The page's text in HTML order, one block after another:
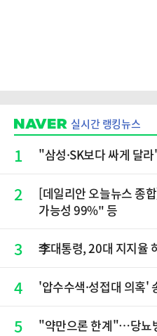
실시간 랭킹뉴스
1 "삼성·SK보다 싸게 달
2
[데일리안 오늘뉴스 종
가능성 99%" 등
3 李대통령, 20대 지지율
4 '압수수색·성접대 의혹'
5 "약만으론 한계"…당뇨